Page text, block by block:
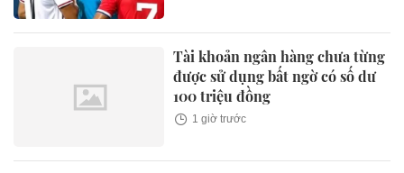
Tài khoản ngân hàng chưa từng
được sử dụng bất ngờ có số dư
100 triệu đồng
1 giờ trước